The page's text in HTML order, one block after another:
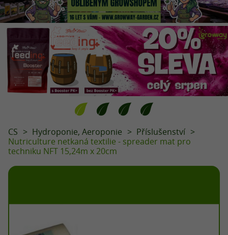
CS Hydroponie, Aeroponie
Příslušenství
Nutriculture netkaná textilie - spreader mat pro
techniku NFT 15,24m x 20cm